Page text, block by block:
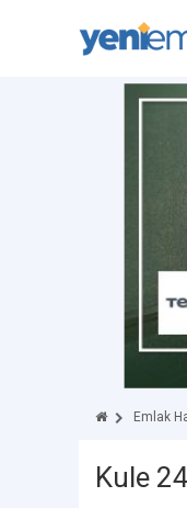
Emlak
Kule